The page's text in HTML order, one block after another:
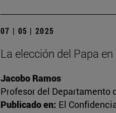
07 | 05 | 2025
La elección del Papa
Jacobo Ramos
Profesor del Departamento
Publicado en: El